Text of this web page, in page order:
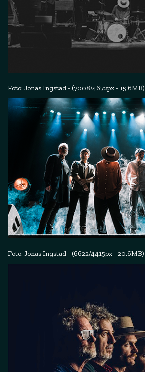
Foto: Jonas Ingstad - (7008/4672px - 15.6MB)
Foto: Jonas Ingstad - (6622/4415px - 20.6MB)